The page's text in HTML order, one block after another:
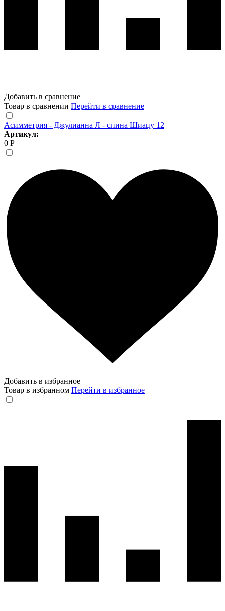
Добавить в сравнение
Товар в сравнении Перейти в сравнение
Асимметрия - Джулианна Л - спина Шиацу 12
Артикул:
0 Р
Добавить в избранное
Товар в избранном Перейти в избранное